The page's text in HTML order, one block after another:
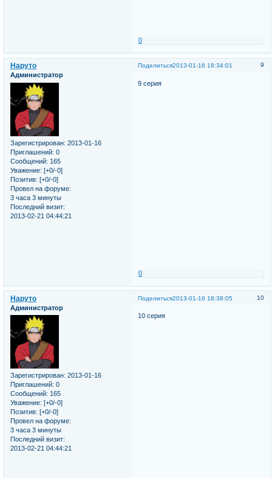
0
Поделиться 9
2013-01-16 18:34:01
Наруто
Администратор
Зарегистрирован: 2013-01-16
Приглашений: 0
Сообщений: 165
Уважение: [+0/-0]
Позитив: [+0/-0]
Провел на форуме:
3 часа 3 минуты
Последний визит:
2013-02-21 04:44:21
9 серия
0
Поделиться 10
2013-01-16 18:38:05
Наруто
Администратор
Зарегистрирован: 2013-01-16
Приглашений: 0
Сообщений: 165
Уважение: [+0/-0]
Позитив: [+0/-0]
Провел на форуме:
3 часа 3 минуты
Последний визит:
2013-02-21 04:44:21
10 серия